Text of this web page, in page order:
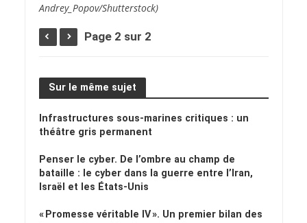
Andrey_Popov/Shutterstock)
Page 2 sur 2
Sur le même sujet
Infrastructures sous-marines critiques : un
théâtre gris permanent
Penser le cyber. De l’ombre au champ de
bataille : le cyber dans la guerre entre l’Iran,
Israël et les États-Unis
« Promesse véritable IV ». Un premier bilan des